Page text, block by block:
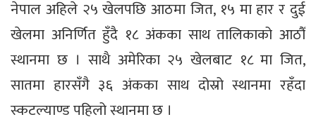
नेपाल अहिले २५ खेलपछि आठमा जित, १५ मा हार र दुई
खेलमा अनिर्णित हुँदै १८ अंकका साथ तालिकाको आठौँ
स्थानमा छ । साथै अमेरिका २५ खेलबाट १८ मा जित,
सातमा हारसँगै ३६ अंकका साथ दोस्रो स्थानमा रहँदा
स्कटल्याण्ड पहिलो स्थानमा छ ।